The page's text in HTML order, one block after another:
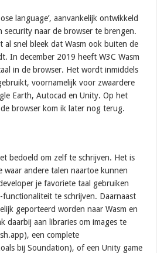
language’, aanvankelijk ontwikkeld
security naar de browser te brengen.
al snel bleek dat Wasm ook buiten de
In december 2019 heeft W3C Wasm
in de browser. Het wordt inmiddels
voornamelijk voor zwaardere
Earth, Autocad en Unity. Op het
browser kom ik later nog terug.
bedoeld om zelf te schrijven. Het is
waar andere talen naartoe kunnen
je favoriete taal gebruiken
functionaliteit te schrijven. Daarnaast
geporteerd worden naar Wasm en
daarbij aan libraries om images te
een complete
bij Soundation), of een Unity game